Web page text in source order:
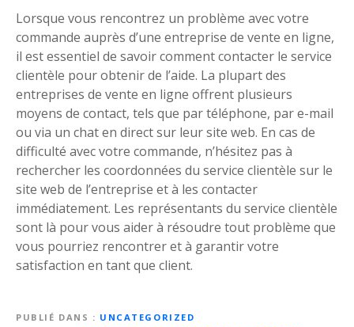
Lorsque vous rencontrez un problème avec votre
commande auprès d’une entreprise de vente en ligne,
il est essentiel de savoir comment contacter le service
clientèle pour obtenir de l’aide. La plupart des
entreprises de vente en ligne offrent plusieurs
moyens de contact, tels que par téléphone, par e-mail
ou via un chat en direct sur leur site web. En cas de
difficulté avec votre commande, n’hésitez pas à
rechercher les coordonnées du service clientèle sur le
site web de l’entreprise et à les contacter
immédiatement. Les représentants du service clientèle
sont là pour vous aider à résoudre tout problème que
vous pourriez rencontrer et à garantir votre
satisfaction en tant que client.
PUBLIÉ DANS
UNCATEGORIZED